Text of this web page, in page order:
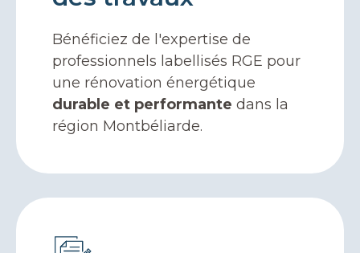
Bénéficiez de l'expertise de
professionnels labellisés RGE pour
une rénovation énergétique
durable et performante dans la
région Montbéliarde.